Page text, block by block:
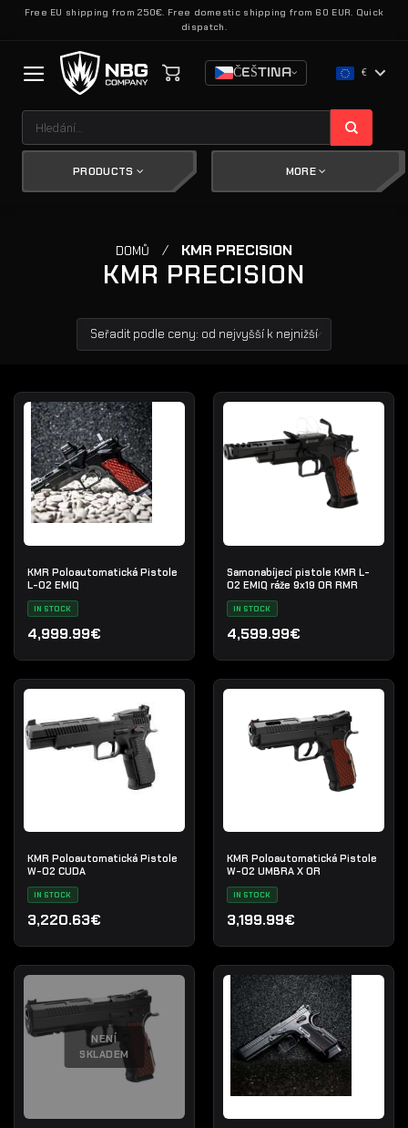
Přeskočit
Free EU shipping from 250€. Free domestic shipping from 60 EUR. Quick
dispatch.
ČEŠTINA €
PRODUCTS MORE
DOMŮ / KMR PRECISION
KMR PRECISION
KMR Poloautomatická Pistole
L-02 EMIQ
IN STOCK
4,999.99€
Samonabíjecí pistole KMR L-
02 EMIQ ráže 9x19 OR RMR
IN STOCK
4,599.99€
KMR Poloautomatická Pistole
W-02 CUDA
IN STOCK
3,220.63€
KMR Poloautomatická Pistole
W-02 UMBRA X OR
IN STOCK
3,199.99€
NENÍ
SKLADEM